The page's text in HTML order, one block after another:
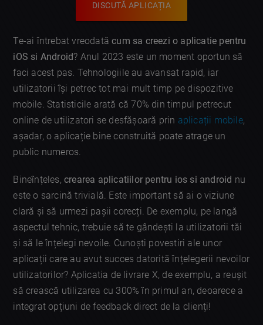
DISCUTĂ APLICAȚIA
Te-ai întrebat vreodatăcum sa creezi o aplicatie pentru
iOS si Android? Anul 2023 este un moment oportun să
faci acest pas. Tehnologiile au avansat rapid, iar
utilizatorii își petrec tot mai mult timp pe dispozitive
mobile. Statisticile arată că 70% din timpul petrecut
online de utilizatori se desfășoară prin aplicații mobile,
așadar, o aplicație bine construită poate atrage un
public numeros.
Bineînțeles,crearea aplicatiilor pentru ios si android nu
este o sarcină trivială. Este important să ai o viziune
clară și să urmezi pașii corecți. De exemplu, pe langă
aspectul tehnic, trebuie să te gândești la utilizatorii tăi
și să le înțelegi nevoile. Cunoști povestiri ale unor
aplicații care au avut succes datorită înțelegerii nevoilor
utilizatorilor? Aplicatia de livrare X, de exemplu, a reușit
să crească utilizarea cu 300% în primul an, deoarece a
integrat opțiuni de feedback direct de la clienți!